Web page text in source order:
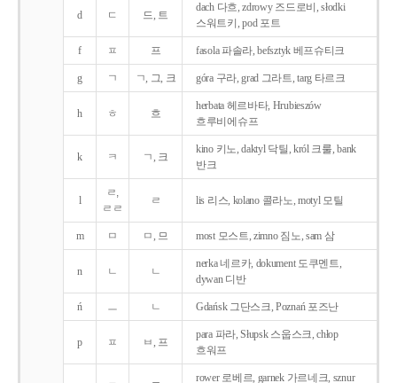
d ㄷ 드, 트
dach 다흐, zdrowy 즈드로비, słodki
스워트키, pod 포트
f ㅍ 프 fasola 파솔라, befsztyk 베프슈티크
g ㄱ ㄱ, 그, 크 góra 구라, grad 그라트, targ 타르크
h ㅎ 흐
herbata 헤르바타, Hrubieszów
흐루비에슈프
k ㅋ ㄱ, 크
kino 키노, daktyl 닥틸, król 크룰, bank
반크
l
ㄹ,
ㄹㄹ
ㄹ lis 리스, kolano 콜라노, motyl 모틸
m ㅁ ㅁ, 므 most 모스트, zimno 짐노, sam 삼
n ㄴ ㄴ
nerka 네르카, dokument 도쿠멘트,
dywan 디반
ń ㅡ ㄴ Gdańsk 그단스크, Poznań 포즈난
p ㅍ ㅂ, 프
para 파라, Słupsk 스웁스크, chłop
흐워프
rower 로베르, garnek 가르네크, sznur